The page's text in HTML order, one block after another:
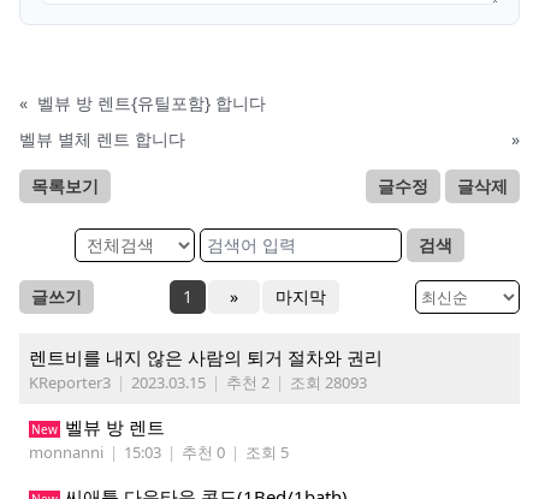
« 벨뷰 방 렌트{유틸포함} 합니다
벨뷰 별체 렌트 합니다
»
목록보기 글수정 글삭제
검색
글쓰기 1 » 마지막
렌트비를 내지 않은 사람의 퇴거 절차와 권리
KReporter3 | 2023.03.15 | 추천 2 | 조회 28093
New 벨뷰 방 렌트
monnanni | 15:03 | 추천 0 | 조회 5